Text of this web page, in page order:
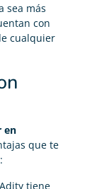
sea más
con
cualquier
en
que te
tiene